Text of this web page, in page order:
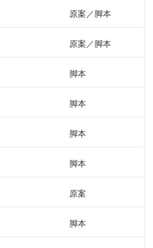
原案 脚本
原案 脚本
脚本
脚本
脚本
脚本
原案
脚本